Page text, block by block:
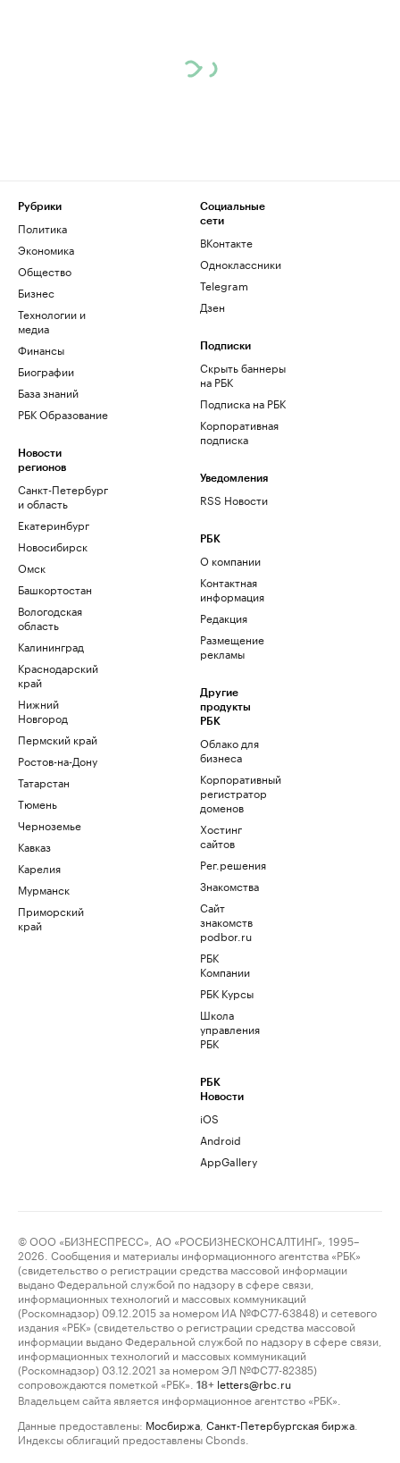
Рубрики
Политика
Экономика
Общество
Бизнес
Технологии и
медиа
Финансы
Биографии
База знаний
РБК Образование
Новости
регионов
Санкт-Петербург
и область
Екатеринбург
Новосибирск
Омск
Башкортостан
Вологодская
область
Калининград
Краснодарский
край
Нижний
Новгород
Пермский край
Ростов-на-Дону
Татарстан
Тюмень
Черноземье
Кавказ
Карелия
Мурманск
Приморский
край
Социальные
сети
ВКонтакте
Одноклассники
Telegram
Дзен
Подписки
Скрыть баннеры
на РБК
Подписка на РБК
Корпоративная
подписка
Уведомления
RSS Новости
РБК
О компании
Контактная
информация
Редакция
Размещение
рекламы
Другие
продукты
РБК
Облако для
бизнеса
Корпоративный
регистратор
доменов
Хостинг
сайтов
Рег.решения
Знакомства
Сайт
знакомств
podbor.ru
РБК
Компании
РБК Курсы
Школа
управления
РБК
РБК
Новости
iOS
Android
AppGallery
© ООО «БИЗНЕСПРЕСС», АО «РОСБИЗНЕСКОНСАЛТИНГ», 1995–
2026. Сообщения и материалы информационного агентства «РБК»
(свидетельство о регистрации средства массовой информации
выдано Федеральной службой по надзору в сфере связи,
информационных технологий и массовых коммуникаций
(Роскомнадзор) 09.12.2015 за номером ИА №ФС77-63848) и сетевого
издания «РБК» (свидетельство о регистрации средства массовой
информации выдано Федеральной службой по надзору в сфере связи,
информационных технологий и массовых коммуникаций
(Роскомнадзор) 03.12.2021 за номером ЭЛ №ФС77-82385)
сопровождаются пометкой «РБК».
18+ letters@rbc.ru
Владельцем сайта является информационное агентство «РБК».
Данные предоставлены: Мосбиржа Санкт-Петербургская биржа
Индексы облигаций предоставлены Cbonds.